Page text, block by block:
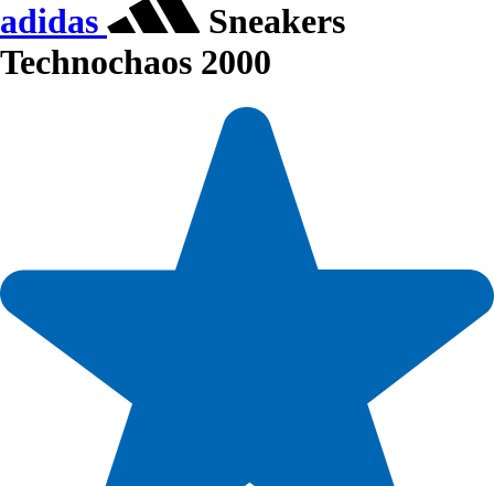
adidas
Sneakers
Technochaos 2000